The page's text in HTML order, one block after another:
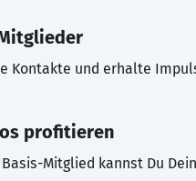
Kontakte und erhalte
profitieren
Mitglied kannst Du